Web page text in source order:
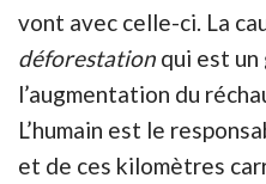
vont avec celle-ci. La
déforestation qui est
l’augmentation du
L’humain est le
et de ces kilomètres